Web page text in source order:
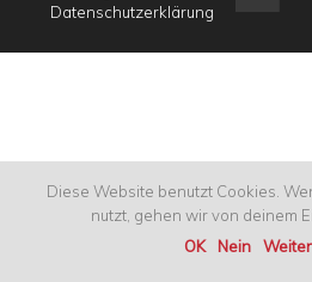
Datenschutzerklärung
Diese Website benutzt Cookies.
nutzt, gehen wir von deinem
OK
Nein